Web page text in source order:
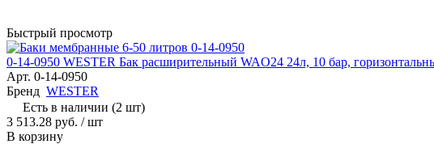
Быстрый просмотр
0-14-0950 WESTER Бак расширительный WAO24 24л, 10 бар,
Арт. 0-14-0950
Бренд WESTER
Есть в наличии (2 шт)
3 513.28 руб. / шт
В корзину